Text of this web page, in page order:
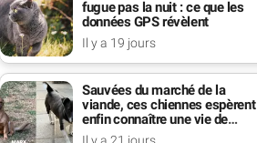
fugue pas la nuit : ce que les
données GPS révèlent
Il y a 19 jours
Sauvées du marché de la
viande, ces chiennes espèrent
enfin connaître une vie de
famille